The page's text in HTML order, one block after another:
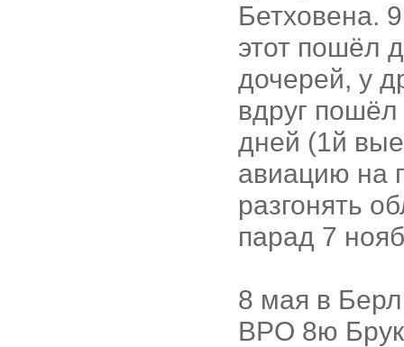
Бетховена.
этот пошёл
дочерей, у
вдруг
дней (1й
авиацию на
разгонять
парад 7
8 мая в
BPO 8ю